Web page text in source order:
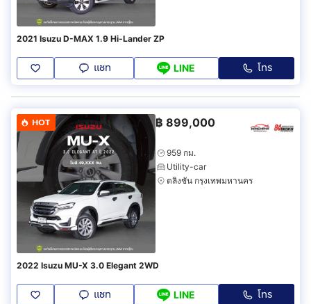
2021 Isuzu D-MAX 1.9 Hi-Lander ZP
แชท LINE โทร
HOT ฿ 899,000
959 กม.
Utility-car
ตลิ่งชัน กรุงเทพมหานคร
2022 Isuzu MU-X 3.0 Elegant 2WD
แชท LINE โทร